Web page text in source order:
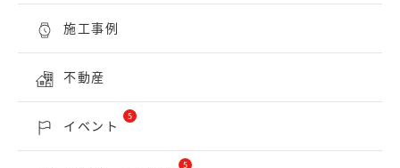
施工事例
不動産
イベント
5
5